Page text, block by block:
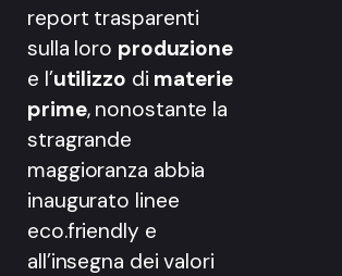
report trasparenti
sulla loro produzione
e l’utilizzo di materie
prime, nonostante la
stragrande
maggioranza abbia
inaugurato linee
eco.friendly e
all’insegna dei valori